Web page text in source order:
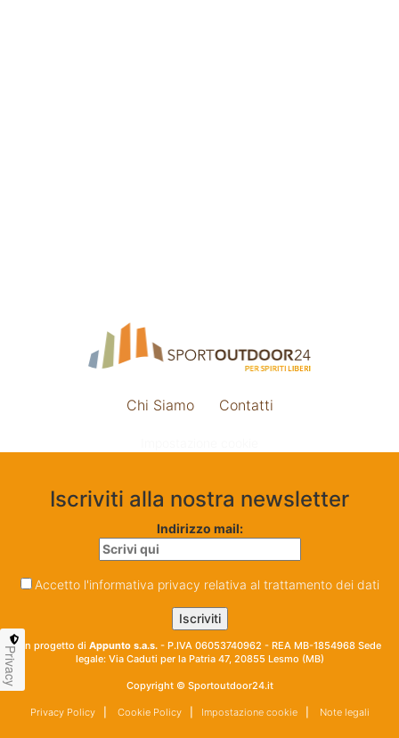
Chi Siamo Contatti
Iscriviti alla nostra newsletter
Indirizzo mail:
Accetto l'informativa privacy relativa al trattamento dei dati
Un progetto di Appunto s.a.s. - P.IVA 06053740962 - REA MB-1854968 Sede
legale: Via Caduti per la Patria 47, 20855 Lesmo (MB)
Copyright © Sportoutdoor24.it
Privacy Policy| Cookie Policy| Impostazione cookie| Note legali
Privacy